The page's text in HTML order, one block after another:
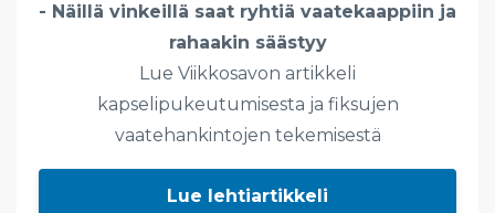
- Näillä vinkeillä saat ryhtiä vaatekaappiin ja
rahaakin säästyy
Lue Viikkosavon artikkeli
kapselipukeutumisesta ja fiksujen
vaatehankintojen tekemisestä
Lue lehtiartikkeli